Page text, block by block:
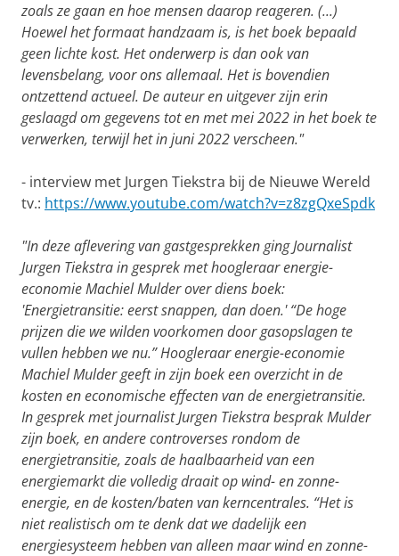
zoals ze gaan en hoe mensen daarop reageren. (...)
Hoewel het formaat handzaam is, is het boek bepaald
geen lichte kost. Het onderwerp is dan ook van
levensbelang, voor ons allemaal. Het is bovendien
ontzettend actueel. De auteur en uitgever zijn erin
geslaagd om gegevens tot en met mei 2022 in het boek te
verwerken, terwijl het in juni 2022 verscheen."
- interview met Jurgen Tiekstra bij de Nieuwe Wereld
tv.: https://www.youtube.com/watch?v=z8zgQxeSpdk
"In deze aflevering van gastgesprekken ging Journalist
Jurgen Tiekstra in gesprek met hoogleraar energie-
economie Machiel Mulder over diens boek:
'Energietransitie: eerst snappen, dan doen.' “De hoge
prijzen die we wilden voorkomen door gasopslagen te
vullen hebben we nu.” Hoogleraar energie-economie
Machiel Mulder geeft in zijn boek een overzicht in de
kosten en economische effecten van de energietransitie.
In gesprek met journalist Jurgen Tiekstra besprak Mulder
zijn boek, en andere controverses rondom de
energietransitie, zoals de haalbaarheid van een
energiemarkt die volledig draait op wind- en zonne-
energie, en de kosten/baten van kerncentrales. “Het is
niet realistisch om te denk dat we dadelijk een
energiesysteem hebben van alleen maar wind en zonne-